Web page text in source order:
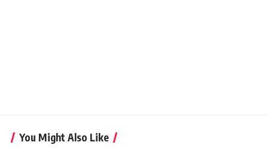
You Might Also Like